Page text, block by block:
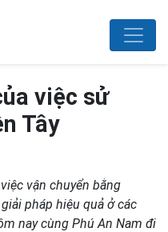
việc sử
Tây
vận chuyển bằng
pháp hiệu quả ở các
nay cùng Phú An Nam đi